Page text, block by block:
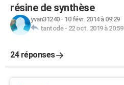
résine de synthèse
yvan31240- 10 févr. 2014 à 09:29
tantode- 22 oct. 2019 à 20:59
24 réponses